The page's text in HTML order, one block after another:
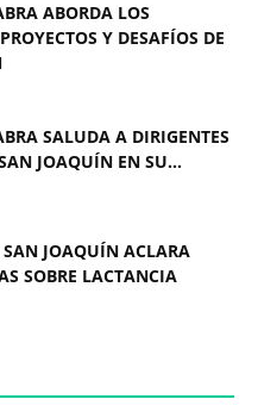
ABORDA LOS
Y DESAFÍOS DE
SALUDA A DIRIGENTES
JOAQUÍN EN SU...
JOAQUÍN ACLARA
SOBRE LACTANCIA